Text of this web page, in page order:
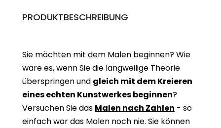
PRODUKTBESCHREIBUNG
Sie möchten mit dem Malen beginnen? Wie
wäre es, wenn Sie die langweilige Theorie
überspringen und gleich mit dem Kreieren
eines echten Kunstwerkes beginnen?
Versuchen Sie das Malen nach Zahlen - so
einfach war das Malen noch nie. Sie können